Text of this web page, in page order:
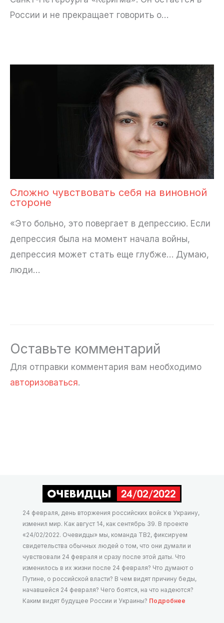
России и не прекращает говорить о…
Сложно чувствовать себя на виновной
стороне
«Это больно, это повергает в депрессию. Если
депрессия была на момент начала войны,
депрессия может стать еще глубже… Думаю,
люди…
Оставьте комментарий
Для отправки комментария вам необходимо
авторизоваться.
24 февраля, день вторжения российских войск в Украину,
изменил мир. Как август 14, как сентябрь 39. В проекте
«24/02/2022. Очевидцы» мы, команда ТВ2, фиксируем
свидетельства обычных людей о том, что они думали и
чувствовали 24 февраля и сразу после этой даты. Что
изменилось в их жизни после 24 февраля? Что думают о
Путине, о российской власти? В чем видят причину беды,
начавшейся 24 февраля? Чего боятся, на что надеются?
Каким видят будущее России и Украины? Подробнее